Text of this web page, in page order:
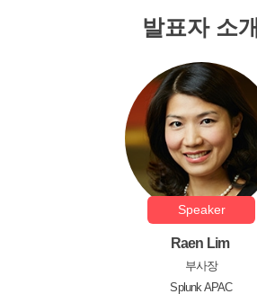
발표자 소개
Speaker
Raen Lim
부사장
Splunk APAC